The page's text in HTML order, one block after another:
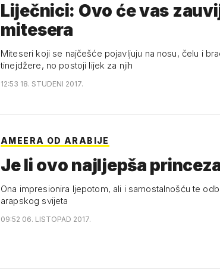
Liječnici: Ovo će vas
mitesera
Miteseri koji se najčešće pojavljuju na nosu, čelu i
tinejdžere, no postoji lijek za njih
12:53 18. STUDENI 2017.
AMEERA OD ARABIJE
Je li ovo najljepša
Ona impresionira ljepotom, ali i samostalnošću te
arapskog svijeta
09:52 06. LISTOPAD 2017.